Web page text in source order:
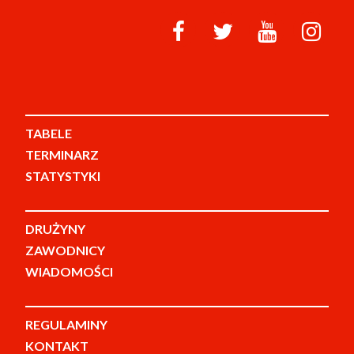
TABELE
TERMINARZ
STATYSTYKI
DRUŻYNY
ZAWODNICY
WIADOMOŚCI
REGULAMINY
KONTAKT